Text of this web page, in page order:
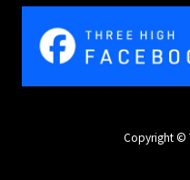
Copyright ©